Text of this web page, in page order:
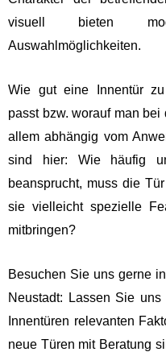
visuell bieten
Auswahlmöglichkeiten.
Wie gut eine Innentür
passt bzw. worauf man
allem abhängig vom
sind hier: Wie häufig
beansprucht, muss die
sie vielleicht spezielle
mitbringen?
Besuchen Sie uns gerne
Neustadt: Lassen Sie
Innentüren relevanten
neue Türen mit Beratung